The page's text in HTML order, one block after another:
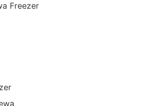
Freezer